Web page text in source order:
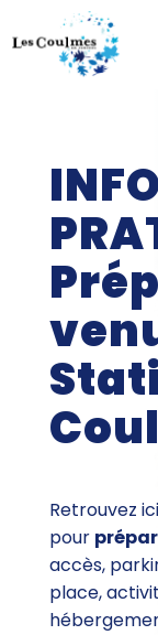
Retrouvez
pour
accès,
place,